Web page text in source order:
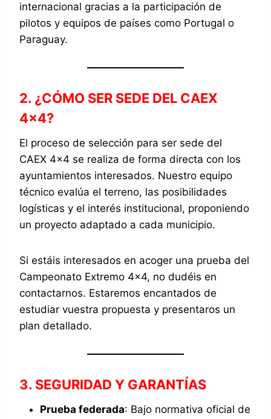
internacional gracias a la participación de
pilotos y equipos de países como Portugal o
Paraguay.
2. ¿CÓMO SER SEDE DEL CAEX
4×4?
El proceso de selección para ser sede del
CAEX 4×4 se realiza de forma directa con los
ayuntamientos interesados. Nuestro equipo
técnico evalúa el terreno, las posibilidades
logísticas y el interés institucional, proponiendo
un proyecto adaptado a cada municipio.
Si estáis interesados en acoger una prueba del
Campeonato Extremo 4×4, no dudéis en
contactarnos. Estaremos encantados de
estudiar vuestra propuesta y presentaros un
plan detallado.
3. SEGURIDAD Y GARANTÍAS
Prueba federada: Bajo normativa oficial de